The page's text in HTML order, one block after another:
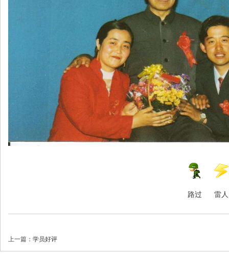
路过 雷人
上一篇： 学员好评